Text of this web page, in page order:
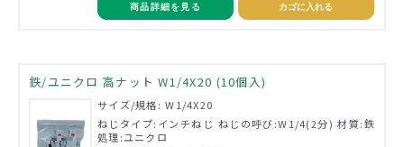
商品詳細を見る カゴに入れる
鉄/ユニクロ 高ナット W1/4X20 (10個入)
サイズ/規格: W1/4X20
ねじタイプ:インチねじ ねじの呼び:W1/4(2分) 材質:鉄
処理:ユニクロ